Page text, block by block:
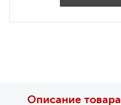
Описание товара